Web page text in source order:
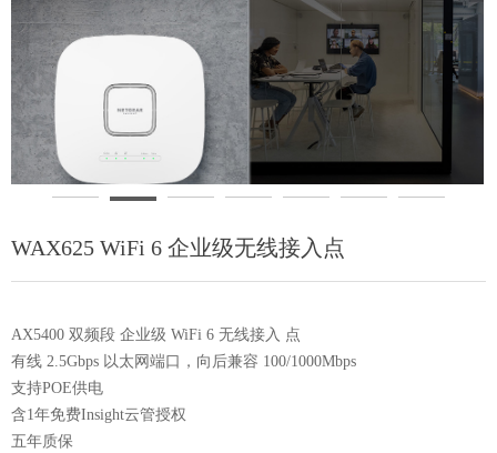
WAX625 WiFi 6 企业级无线接入点
AX5400 双频段 企业级 WiFi 6 无线接入 点
有线 2.5Gbps 以太网端口，向后兼容 100/1000Mbps
支持POE供电
含1年免费Insight云管授权
五年质保